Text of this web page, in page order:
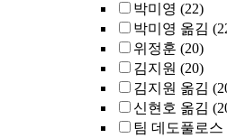
박미영 (22)
박미영 옮김
위정훈 (20)
김지원 (20)
김지원 옮김
신현호 옮김
팀 데도풀로스